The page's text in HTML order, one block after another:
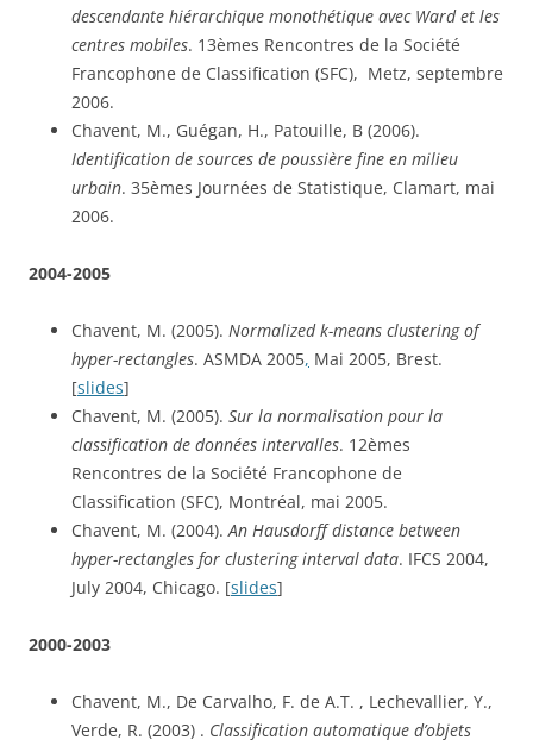
descendante hiérarchique monothétique avec Ward et les
centres mobiles. 13èmes Rencontres de la Société
Francophone de Classification (SFC),  Metz, septembre
2006.
Identification de sources de poussière fine en milieu
urbain. 35èmes Journées de Statistique, Clamart, mai
2006.
2004-2005
Chavent, M. (2005). Normalized k-means clustering of
hyper-rectangles. ASMDA 2005, Mai 2005, Brest.
[slides]
Chavent, M. (2005). Sur la normalisation pour la
classification de données intervalles. 12èmes
Rencontres de la Société Francophone de
Classification (SFC), Montréal, mai 2005.
Chavent, M. (2004). An Hausdorff distance between
hyper-rectangles for clustering interval data. IFCS 2004,
July 2004, Chicago. [slides]
2000-2003
Chavent, M., De Carvalho, F. de A.T. , Lechevallier, Y.,
Verde, R. (2003) . Classification automatique d’objets